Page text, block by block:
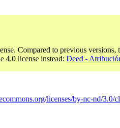
Compared to previous versions,
4.0 license instead: Deed -
licenses/by-nc-nd/3.0/